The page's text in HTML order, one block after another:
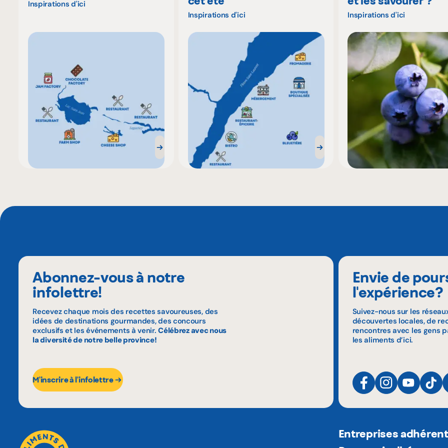
Inspirations d'ici
Inspirations d'ici Inspirations d'ici
Abonnez-vous à notre
infolettre!
Recevez chaque mois des recettes savoureuses, des
idées de destinations gourmandes, des concours
exclusifs et les événements à venir.Célébrez avec nous
la diversité de notre belle province!
M'inscrire à l'infolettre
Envie de
l'expérience?
Suivez-nous sur les
découvertes locales, de
rencontres avec les gens
les aliments d’ici.
Entreprises